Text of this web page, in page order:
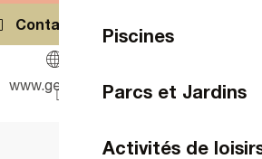
Piscines
Parcs et Jardins
Activités de
Contactez-nous
www.geeklife.fr